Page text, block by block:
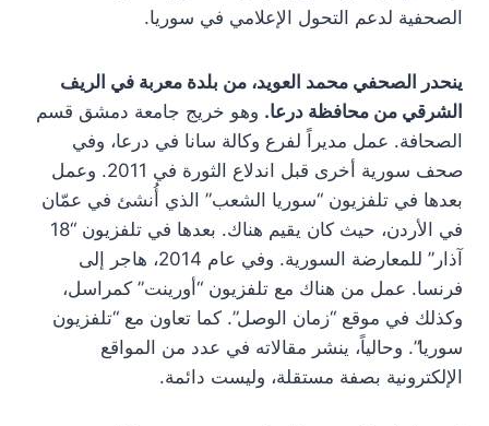
الصحفية لدعم التحول الإعلامي في سوريا.
ينحدر الصحفي محمد العويد، من بلدة معربة في الريف
الشرقي من محافظة درعا. وهو خريج جامعة دمشق قسم
الصحافة. عمل مديراً لفرع وكالة سانا في درعا، وفي
صحف سورية أخرى قبل اندلاع الثورة في 2011. وعمل
بعدها في تلفزيون “سوريا الشعب” الذي أُنشئ في عمّان
في الأردن، حيث كان يقيم هناك. بعدها في تلفزيون “18
آذار” للمعارضة السورية. وفي عام 2014، هاجر إلى
فرنسا. عمل من هناك مع تلفزيون “أورينت” كمراسل،
وكذلك في موقع “زمان الوصل”. كما تعاون مع “تلفزيون
سوريا”. وحالياً، ينشر مقالاته في عدد من المواقع
الإلكترونية بصفة مستقلة، وليست دائمة.